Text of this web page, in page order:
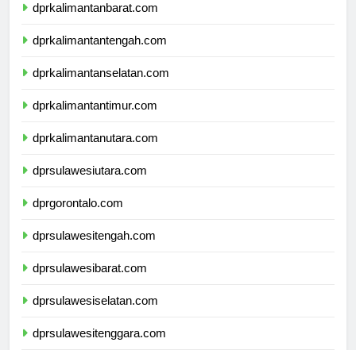
dprkalimantanbarat.com
dprkalimantantengah.com
dprkalimantanselatan.com
dprkalimantantimur.com
dprkalimantanutara.com
dprsulawesiutara.com
dprgorontalo.com
dprsulawesitengah.com
dprsulawesibarat.com
dprsulawesiselatan.com
dprsulawesitenggara.com